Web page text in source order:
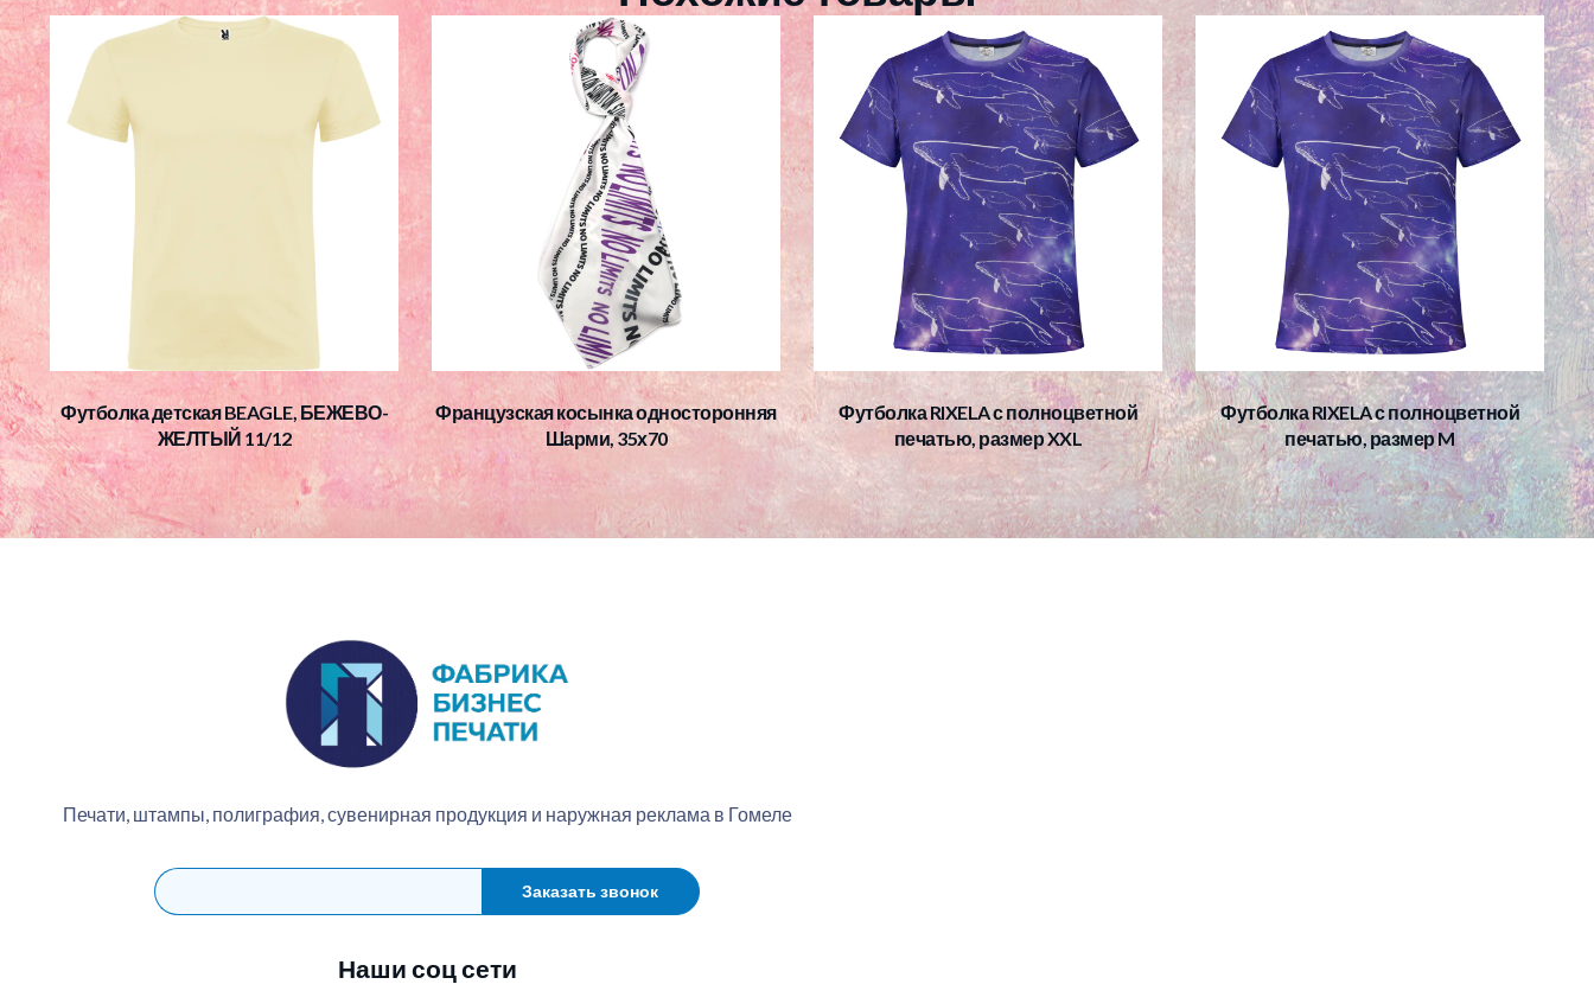
Футболка детская BEAGLE, БЕЖЕВО-
ЖЕЛТЫЙ 11/12
Французская косынка односторонняя
Шарми, 35х70
Футболка RIXELA с полноцветной
печатью, размер XXL
Футболка RIXELA с полноцветной
печатью, размер M
Печати, штампы, полиграфия, сувенирная продукция и наружная реклама в Гомеле
Заказать звонок
Наши соц сети